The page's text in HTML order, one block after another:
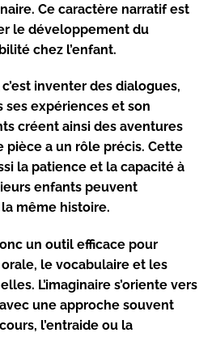
Ce caractère narratif est
le développement du
chez l’enfant.
inventer des dialogues,
ses expériences et son
créent ainsi des aventures
pièce a un rôle précis. Cette
la patience et la capacité à
enfants peuvent
même histoire.
un outil efficace pour
le vocabulaire et les
L’imaginaire s’oriente vers
une approche souvent
l’entraide ou la